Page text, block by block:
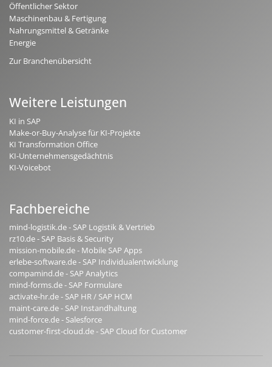
Öffentlicher Sektor
Maschinenbau & Fertigung
Nahrungsmittel & Getränke
Energie
Zur Branchenübersicht
Weitere Leistungen
KI in SAP
Make-or-Buy-Analyse für KI-Projekte
KI Transformation Office
KI-Unternehmensgedächtnis
KI-Voicebot
Fachbereiche
mind-logistik.de - SAP Logistik & Vertrieb
rz10.de - SAP Basis & Security
mission-mobile.de - Mobile SAP Apps
erlebe-software.de - SAP Individualentwicklung
compamind.de - SAP Analytics
mind-forms.de - SAP Formulare
activate-hr.de - SAP HR / SAP HCM
maint-care.de - SAP Instandhaltung
mind-force.de - Salesforce
customer-first-cloud.de - SAP Cloud for Customer